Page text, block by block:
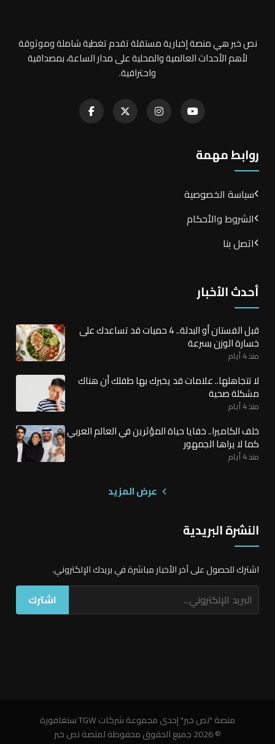
نص خبر هي منصة إخبارية مستقلة تقدم تغطية شاملة وموثوقة
لأهم الأحداث العالمية والمحلية على مدار الساعة، بمصداقية
واحترافية.
روابط مهمة
سياسة الخصوصية
الشروط والأحكام
اتصل بنا
أحدث الأخبار
قبل الفستان أو البدلة.. 4 حميات قد تساعدك على
خسارة الوزن بسرعة
منذ 4 أيام
لا تتجاهلها.. علامات قد يخبرك بها طفلك أن هناك
مشكلة صحية
منذ 4 أيام
خلف الكاميرا.. خفايا حياة المؤثرين في العالم العربي
كما لا يراها الجمهور
منذ 4 أيام
عرض المزيد
النشرة البريدية
اشترك للحصول على آخر الأخبار مباشرة في بريدك الإلكتروني.
اشترك
منصة "نص خبر" إحدى مجموعة شركات TGW سنغافورة
© 2026 جميع الحقوق محفوظة لمنصة نص خبر